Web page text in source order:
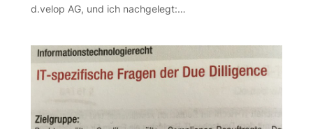
d.velop AG, und ich nachgelegt:…